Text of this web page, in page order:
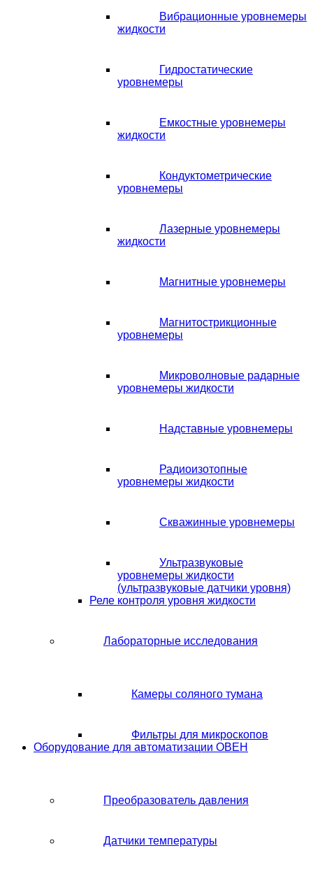
Вибрационные уровнемеры
жидкости
Гидростатические
уровнемеры
Емкостные уровнемеры
жидкости
Кондуктометрические
уровнемеры
Лазерные уровнемеры
жидкости
Магнитные уровнемеры
Магнитострикционные
уровнемеры
Микроволновые радарные
уровнемеры жидкости
Надставные уровнемеры
Радиоизотопные
уровнемеры жидкости
Скважинные уровнемеры
Ультразвуковые
уровнемеры жидкости
(ультразвуковые датчики уровня)
Реле контроля уровня жидкости
Лабораторные исследования
Камеры соляного тумана
Фильтры для микроскопов
Оборудование для автоматизации ОВЕН
Преобразователь давления
Датчики температуры